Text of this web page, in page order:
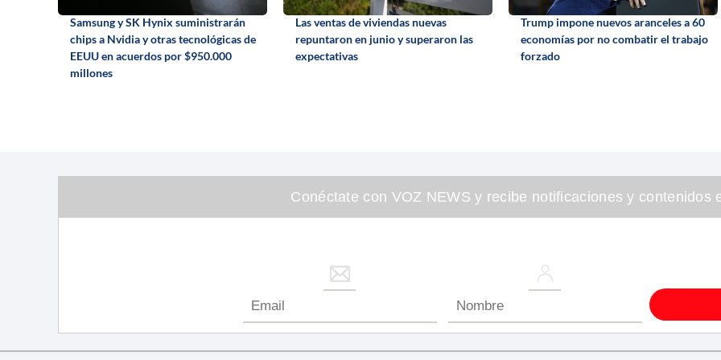
Samsung y SK Hynix suministrarán
chips a Nvidia y otras tecnológicas de
EEUU en acuerdos por $950.000
millones
Las ventas de viviendas nuevas
repuntaron en junio y superaron las
expectativas
Trump impone nuevos aranceles a 60
economías por no combatir el trabajo
forzado
Conéctate con VOZ NEWS y recibe notificaciones y contenidos